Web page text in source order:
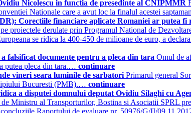
Nicolescu in functia de presedinte al CNIPMMR
Nationale care a avut loc la finalul acestei
Corectiile financiare aplicate Romaniei ar putea fi
proiectele derulate prin Programul National de
se ridica la 400-450 de milioane de euro, a
falsificat documente pentru a pleca din tara Omul de
putea pleca din tara.… continuare
vineri seara luminile de sarbatori Primarul general
Bucuresti (PMB).… continuare
a disputei domnului deputat Ovidiu Silaghi cu
Ministru al Transporturilor, Bostina si Asociatii SPRL
Raportului de evaluare nr. 50976/G/II/